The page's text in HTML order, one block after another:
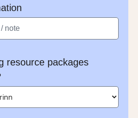
resource packages